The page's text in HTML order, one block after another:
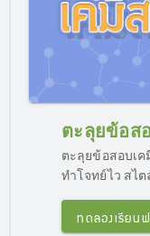
ตะลุยข้อส
ตะลุยข้อสอบเ
ทำโจทย์ไว สไ
ทดลองเรียน